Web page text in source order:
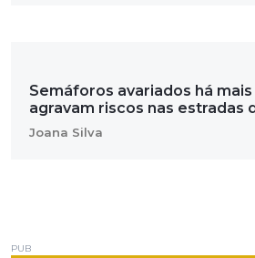
Semáforos avariados há
agravam riscos nas estradas
Joana Silva
PUB